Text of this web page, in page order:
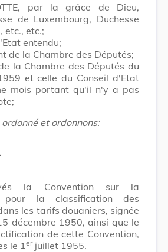
par la grâce de Dieu,
de Luxembourg, Duchesse
etc., etc.;
entendu;
de la Chambre des Députés;
la Chambre des Députés du
et celle du Conseil d'Etat
mois portant qu'il n'y a pas
et ordonnons:
la Convention sur la
pour la classification des
les tarifs douaniers, signée
décembre 1950, ainsi que le
de cette Convention,
le 1 erjuillet 1955.